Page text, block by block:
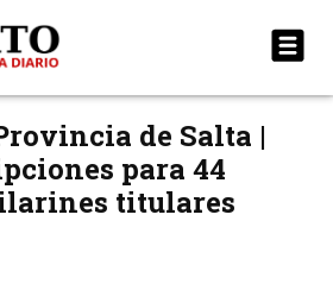
de Salta |
para 44
titulares